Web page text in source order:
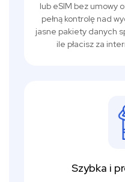
lub eSIM bez umowy
pełną kontrolę nad
jasne pakiety danych
ile płacisz za
Szybka i